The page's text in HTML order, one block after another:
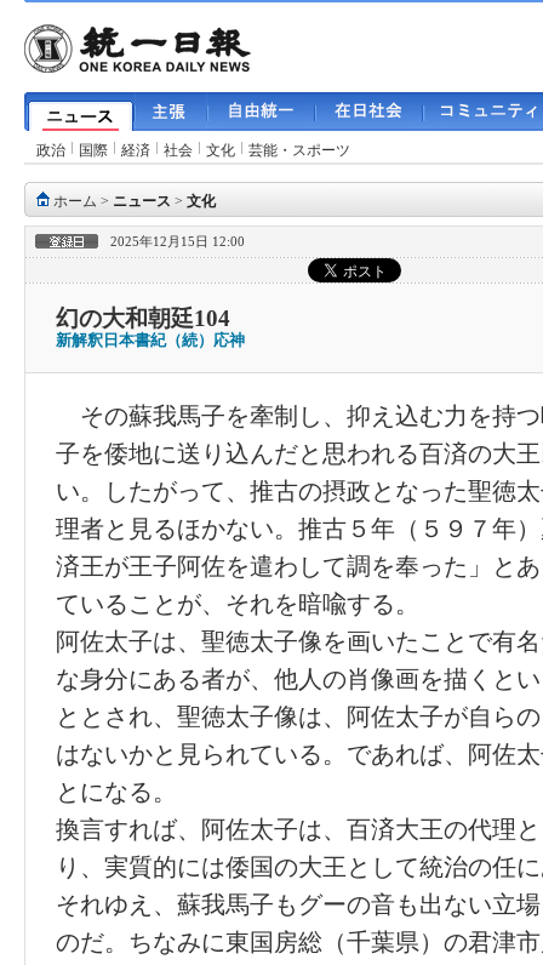
政治 国際 経済 社会 文化 芸能・スポーツ
ホーム > ニュース > 文化
2025年12月15日 12:00
幻の大和朝廷104
新解釈日本書紀（続）応神
その蘇我馬子を牽制し、抑え込む力を持
子を倭地に送り込んだと思われる百済の大
い。したがって、推古の摂政となった聖徳
理者と見るほかない。推古５年（５９７年
済王が王子阿佐を遣わして調を奉った」と
ていることが、それを暗喩する。
阿佐太子は、聖徳太子像を画いたことで有
な身分にある者が、他人の肖像画を描くと
ととされ、聖徳太子像は、阿佐太子が自ら
はないかと見られている。であれば、阿佐
とになる。
換言すれば、阿佐太子は、百済大王の代理
り、実質的には倭国の大王として統治の任
それゆえ、蘇我馬子もグーの音も出ない立
のだ。ちなみに東国房総（千葉県）の君津